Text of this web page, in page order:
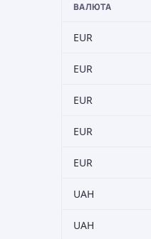
ВАЛЮТА
EUR
EUR
EUR
EUR
EUR
UAH
UAH